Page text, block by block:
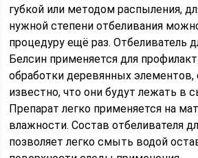
губкой или методом распыления,
нужной степени отбеливания
процедуру ещё раз. Отбеливатель
Белсин применяется для
обработки деревянных элементов,
известно, что они будут лежать в
Препарат легко применяется на
влажности. Состав отбеливателя
позволяет легко смыть водой